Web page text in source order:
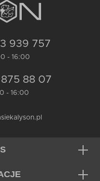
939 757
- 16:00
88 07
- 16:00